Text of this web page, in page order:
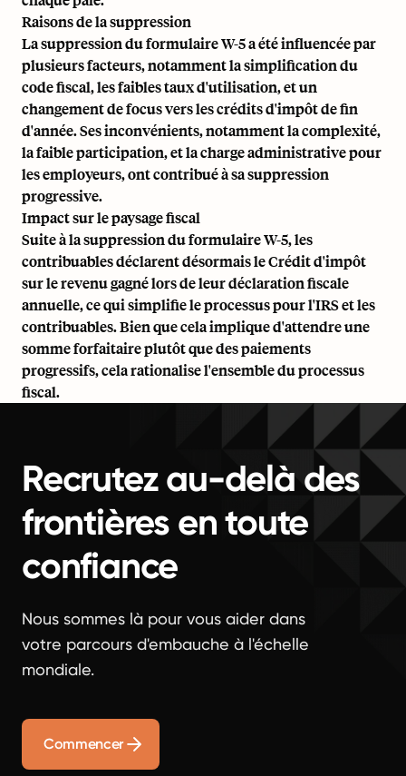
Raisons de la suppression
La suppression du formulaire W-5 a été influencée par
plusieurs facteurs, notamment la simplification du
code fiscal, les faibles taux d'utilisation, et un
changement de focus vers les crédits d'impôt de fin
d'année. Ses inconvénients, notamment la complexité,
la faible participation, et la charge administrative pour
les employeurs, ont contribué à sa suppression
progressive.
Impact sur le paysage fiscal
Suite à la suppression du formulaire W-5, les
contribuables déclarent désormais le Crédit d'impôt
sur le revenu gagné lors de leur déclaration fiscale
annuelle, ce qui simplifie le processus pour l'IRS et les
contribuables. Bien que cela implique d'attendre une
somme forfaitaire plutôt que des paiements
progressifs, cela rationalise l'ensemble du processus
fiscal.
Recrutez au-delà des
frontières en toute
confiance
Nous sommes là pour vous aider dans
votre parcours d'embauche à l'échelle
mondiale.
Commencer